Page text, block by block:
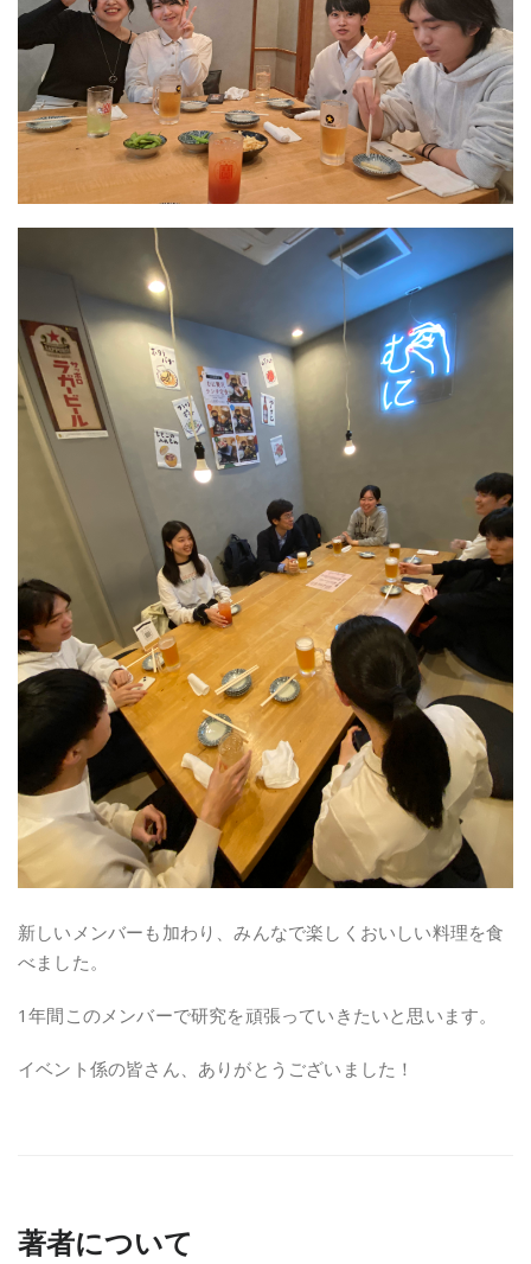
新しいメンバーも加わり、みんなで楽しくおいしい料理を食
べました。
1年間このメンバーで研究を頑張っていきたいと思います。
イベント係の皆さん、ありがとうございました！
著者について